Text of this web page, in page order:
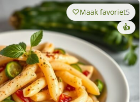
Maak favoriet5
👍